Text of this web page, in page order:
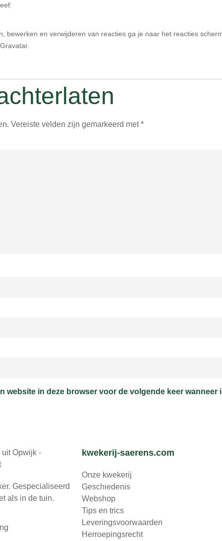
bewerken en verwijderen van reacties ga je naar het reacties
Gravatar.
Vereiste velden zijn gemarkeerd met*
website in deze browser voor de volgende keer wanneer
Gespecialiseerd
als in de tuin.
kwekerij-saerens.com
Onze kwekerij
Geschiedenis
Webshop
Tips en trics
Leveringsvoorwaarden
Herroepingsrecht